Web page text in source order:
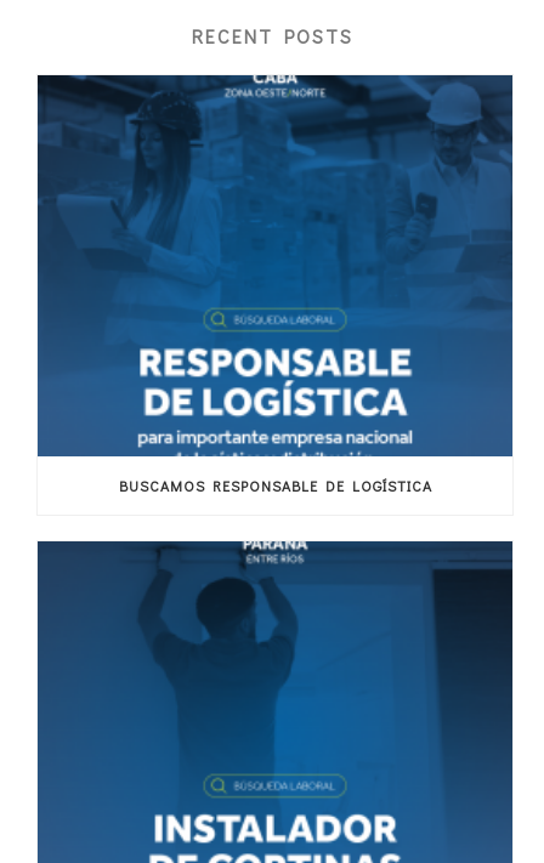
RECENT POSTS
BUSCAMOS RESPONSABLE DE LOGÍSTICA